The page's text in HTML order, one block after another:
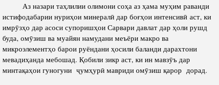
Аз назари таҳлилии олимони соҳа аз ҳама муҳим раванди
истифодабарии нуриҳои минералӣ дар боғҳои интенсивӣ аст, ки
имрӯзҳо дар асоси супоришҳои Сарвари давлат дар ҳоли рушд
буда, омӯзиш ва муайян намудани меъёри макро ва
микроэлементҳо барои руёндани ҳосили баланди дарахтони
мевадиҳанда мебошад. Қобили зикр аст, ки ин мавзӯъ дар
минтақаҳои гуногуни ҷумҳурӣ мавриди омӯзиш қарор дорад.